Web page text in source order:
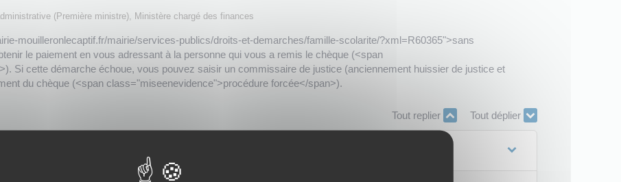
(Première ministre), Ministère chargé des finances
mouilleronlecaptif.fr/mairie/services-publics/droits-et-demarches/famille-scolarite/?xml=R60365">sans
le paiement en vous adressant à la personne qui vous a remis le chèque (<span
Si cette démarche échoue, vous pouvez saisir un commissaire de justice (anciennement huissier de justice et
du chèque (<span class="miseenevidence">procédure forcée</span>).
Tout replier Tout déplier